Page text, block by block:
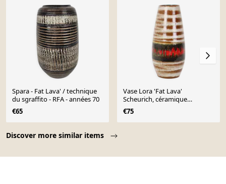
Discover more similar items
Spara - Fat Lava' / technique
du sgraffito - RFA - années 70
€65
Vase Lora 'Fat Lava'
Scheurich, céramique
émaillée, 529-38
€75